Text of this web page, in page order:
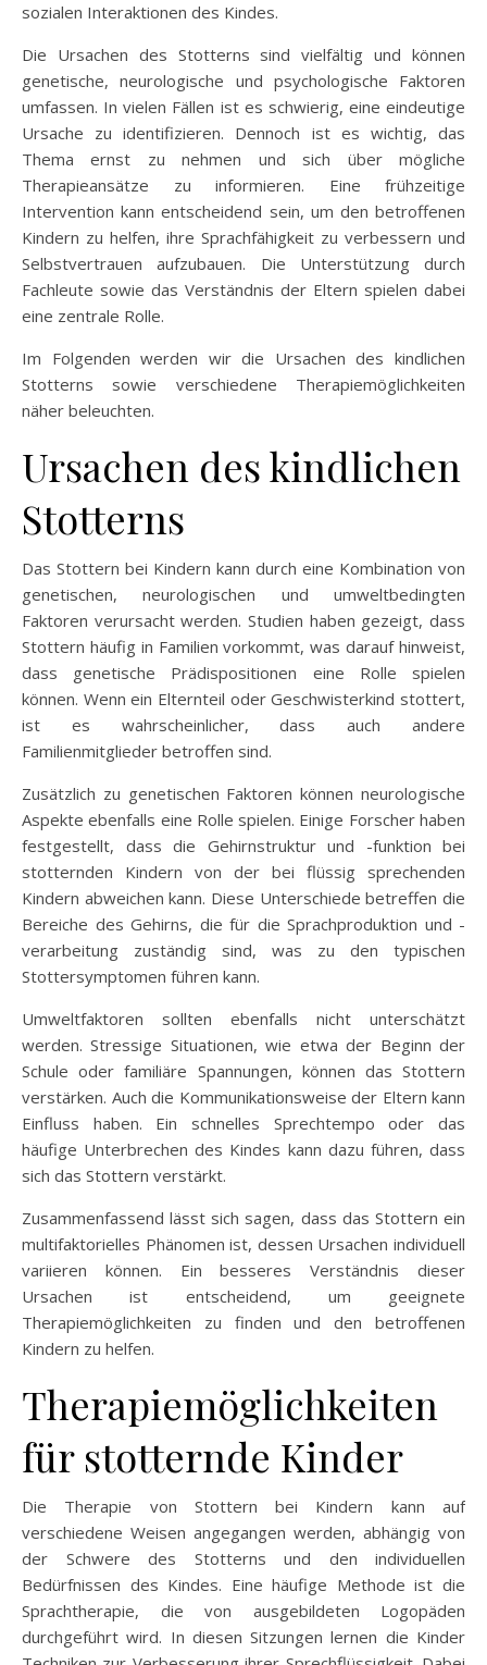
sozialen Interaktionen des Kindes.
Die Ursachen des Stotterns sind vielfältig und können
genetische, neurologische und psychologische Faktoren
umfassen. In vielen Fällen ist es schwierig, eine eindeutige
Ursache zu identifizieren. Dennoch ist es wichtig, das
Thema ernst zu nehmen und sich über mögliche
Therapieansätze zu informieren. Eine frühzeitige
Intervention kann entscheidend sein, um den betroffenen
Kindern zu helfen, ihre Sprachfähigkeit zu verbessern und
Selbstvertrauen aufzubauen. Die Unterstützung durch
Fachleute sowie das Verständnis der Eltern spielen dabei
eine zentrale Rolle.
Im Folgenden werden wir die Ursachen des kindlichen
Stotterns sowie verschiedene Therapiemöglichkeiten
näher beleuchten.
Ursachen des kindlichen
Stotterns
Das Stottern bei Kindern kann durch eine Kombination von
genetischen, neurologischen und umweltbedingten
Faktoren verursacht werden. Studien haben gezeigt, dass
Stottern häufig in Familien vorkommt, was darauf hinweist,
dass genetische Prädispositionen eine Rolle spielen
können. Wenn ein Elternteil oder Geschwisterkind stottert,
ist es wahrscheinlicher, dass auch andere
Familienmitglieder betroffen sind.
Zusätzlich zu genetischen Faktoren können neurologische
Aspekte ebenfalls eine Rolle spielen. Einige Forscher haben
festgestellt, dass die Gehirnstruktur und -funktion bei
stotternden Kindern von der bei flüssig sprechenden
Kindern abweichen kann. Diese Unterschiede betreffen die
Bereiche des Gehirns, die für die Sprachproduktion und -
verarbeitung zuständig sind, was zu den typischen
Stottersymptomen führen kann.
Umweltfaktoren sollten ebenfalls nicht unterschätzt
werden. Stressige Situationen, wie etwa der Beginn der
Schule oder familiäre Spannungen, können das Stottern
verstärken. Auch die Kommunikationsweise der Eltern kann
Einfluss haben. Ein schnelles Sprechtempo oder das
häufige Unterbrechen des Kindes kann dazu führen, dass
sich das Stottern verstärkt.
Zusammenfassend lässt sich sagen, dass das Stottern ein
multifaktorielles Phänomen ist, dessen Ursachen individuell
variieren können. Ein besseres Verständnis dieser
Ursachen ist entscheidend, um geeignete
Therapiemöglichkeiten zu finden und den betroffenen
Kindern zu helfen.
Therapiemöglichkeiten
für stotternde Kinder
Die Therapie von Stottern bei Kindern kann auf
verschiedene Weisen angegangen werden, abhängig von
der Schwere des Stotterns und den individuellen
Bedürfnissen des Kindes. Eine häufige Methode ist die
Sprachtherapie, die von ausgebildeten Logopäden
durchgeführt wird. In diesen Sitzungen lernen die Kinder